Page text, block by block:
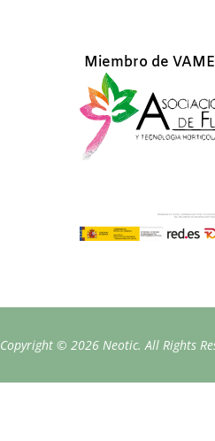
Miembro de VAME
Copyright © 2026 Neotic. All Rights